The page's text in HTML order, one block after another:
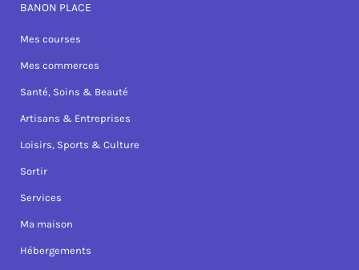
BANON PLACE
Mes courses
Mes commerces
Santé, Soins & Beauté
Artisans & Entreprises
Loisirs, Sports & Culture
Sortir
Services
Ma maison
Hébergements